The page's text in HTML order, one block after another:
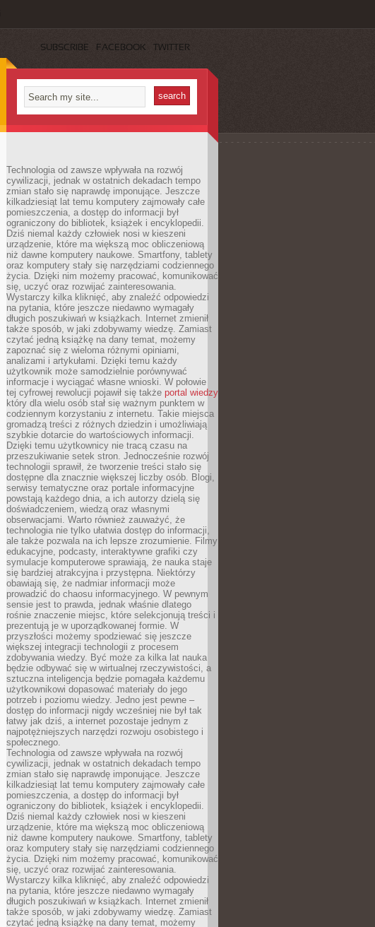
SUBSCRIBE FACEBOOK TWITTER
Technologia od zawsze wpływała na rozwój
cywilizacji, jednak w ostatnich dekadach tempo
zmian stało się naprawdę imponujące. Jeszcze
kilkadziesiąt lat temu komputery zajmowały całe
pomieszczenia, a dostęp do informacji był
ograniczony do bibliotek, książek i encyklopedii.
Dziś niemal każdy człowiek nosi w kieszeni
urządzenie, które ma większą moc obliczeniową
niż dawne komputery naukowe. Smartfony, tablety
oraz komputery stały się narzędziami codziennego
życia. Dzięki nim możemy pracować, komunikować
się, uczyć oraz rozwijać zainteresowania.
Wystarczy kilka kliknięć, aby znaleźć odpowiedzi
na pytania, które jeszcze niedawno wymagały
długich poszukiwań w książkach. Internet zmienił
także sposób, w jaki zdobywamy wiedzę. Zamiast
czytać jedną książkę na dany temat, możemy
zapoznać się z wieloma różnymi opiniami,
analizami i artykułami. Dzięki temu każdy
użytkownik może samodzielnie porównywać
informacje i wyciągać własne wnioski. W połowie
tej cyfrowej rewolucji pojawił się także portal wiedzy
który dla wielu osób stał się ważnym punktem w
codziennym korzystaniu z internetu. Takie miejsca
gromadzą treści z różnych dziedzin i umożliwiają
szybkie dotarcie do wartościowych informacji.
Dzięki temu użytkownicy nie tracą czasu na
przeszukiwanie setek stron. Jednocześnie rozwój
technologii sprawił, że tworzenie treści stało się
dostępne dla znacznie większej liczby osób. Blogi,
serwisy tematyczne oraz portale informacyjne
powstają każdego dnia, a ich autorzy dzielą się
doświadczeniem, wiedzą oraz własnymi
obserwacjami. Warto również zauważyć, że
technologia nie tylko ułatwia dostęp do informacji,
ale także pozwala na ich lepsze zrozumienie. Filmy
edukacyjne, podcasty, interaktywne grafiki czy
symulacje komputerowe sprawiają, że nauka staje
się bardziej atrakcyjna i przystępna. Niektórzy
obawiają się, że nadmiar informacji może
prowadzić do chaosu informacyjnego. W pewnym
sensie jest to prawda, jednak właśnie dlatego
rośnie znaczenie miejsc, które selekcjonują treści i
prezentują je w uporządkowanej formie. W
przyszłości możemy spodziewać się jeszcze
większej integracji technologii z procesem
zdobywania wiedzy. Być może za kilka lat nauka
będzie odbywać się w wirtualnej rzeczywistości, a
sztuczna inteligencja będzie pomagała każdemu
użytkownikowi dopasować materiały do jego
potrzeb i poziomu wiedzy. Jedno jest pewne –
dostęp do informacji nigdy wcześniej nie był tak
łatwy jak dziś, a internet pozostaje jednym z
najpotężniejszych narzędzi rozwoju osobistego i
społecznego.
Technologia od zawsze wpływała na rozwój
cywilizacji, jednak w ostatnich dekadach tempo
zmian stało się naprawdę imponujące. Jeszcze
kilkadziesiąt lat temu komputery zajmowały całe
pomieszczenia, a dostęp do informacji był
ograniczony do bibliotek, książek i encyklopedii.
Dziś niemal każdy człowiek nosi w kieszeni
urządzenie, które ma większą moc obliczeniową
niż dawne komputery naukowe. Smartfony, tablety
oraz komputery stały się narzędziami codziennego
życia. Dzięki nim możemy pracować, komunikować
się, uczyć oraz rozwijać zainteresowania.
Wystarczy kilka kliknięć, aby znaleźć odpowiedzi
na pytania, które jeszcze niedawno wymagały
długich poszukiwań w książkach. Internet zmienił
także sposób, w jaki zdobywamy wiedzę. Zamiast
czytać jedną książkę na dany temat, możemy